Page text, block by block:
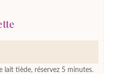
lait tiède, réservez 5 minutes.